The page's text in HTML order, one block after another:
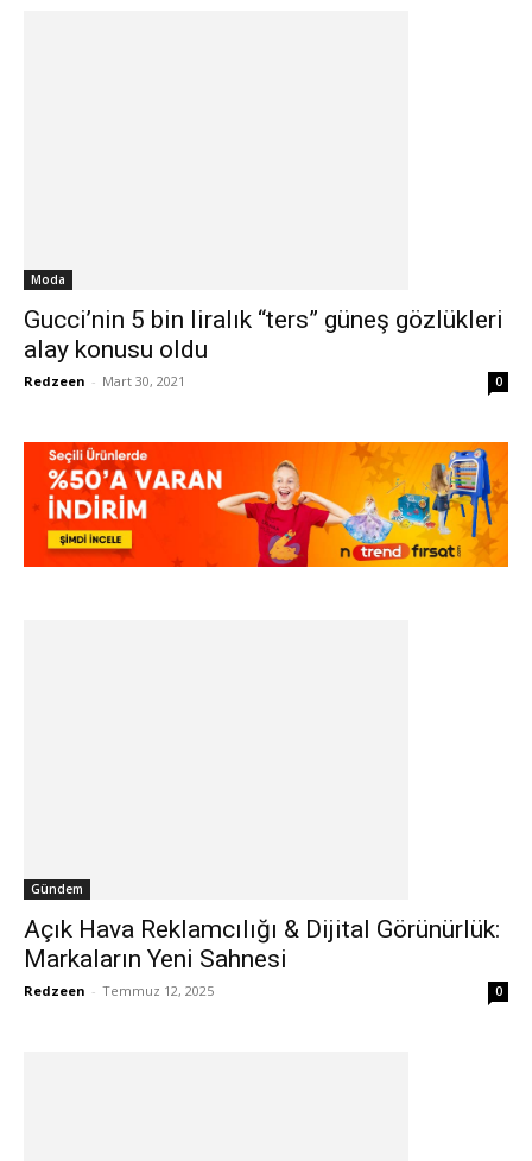
Moda
Gucci’nin 5 bin liralık “ters” güneş gözlükleri
alay konusu oldu
Redzeen - Mart 30, 2021 0
Gündem
Açık Hava Reklamcılığı & Dijital Görünürlük:
Markaların Yeni Sahnesi
Redzeen - Temmuz 12, 2025 0